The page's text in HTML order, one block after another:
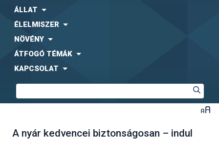
ÁLLAT
ÉLELMISZER
NÖVÉNY
ÁTFOGÓ TÉMÁK
KAPCSOLAT
A nyár kedvencei biztonságosan – indul